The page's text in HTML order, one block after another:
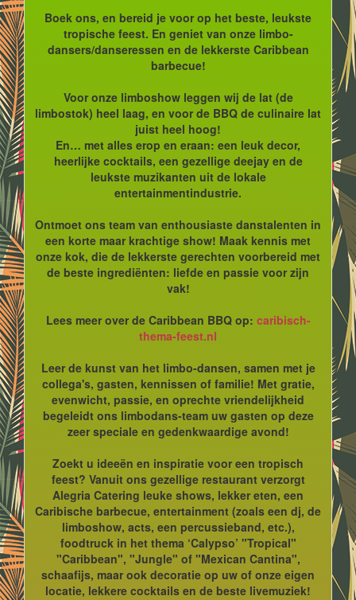
Boek ons, en bereid je voor op het beste, leukste
tropische feest. En geniet van onze limbo-
dansers/danseressen en de lekkerste Caribbean
barbecue!
Voor onze limboshow leggen wij de lat (de
limbostok) heel laag, en voor de BBQ de culinaire lat
juist heel hoog!
En… met alles erop en eraan: een leuk decor,
heerlijke cocktails, een gezellige deejay en de
leukste muzikanten uit de lokale
entertainmentindustrie.
Ontmoet ons team van enthousiaste danstalenten in
een korte maar krachtige show! Maak kennis met
onze kok, die de lekkerste gerechten voorbereid met
de beste ingrediënten: liefde en passie voor zijn
vak!
Lees meer over de Caribbean BBQ op: caribisch-
thema-feest.nl
Leer de kunst van het limbo-dansen, samen met je
collega's, gasten, kennissen of familie! Met gratie,
evenwicht, passie, en oprechte vriendelijkheid
begeleidt ons limbodans-team uw gasten op deze
zeer speciale en gedenkwaardige avond!
Zoekt u ideeën en inspiratie voor een tropisch
feest? Vanuit ons gezellige restaurant verzorgt
Alegria Catering leuke shows, lekker eten, een
Caribische barbecue, entertainment (zoals een dj, de
limboshow, acts, een percussieband, etc.),
foodtruck in het thema ‘Calypso’ "Tropical"
"Caribbean", "Jungle" of "Mexican Cantina",
schaafijs, maar ook decoratie op uw of onze eigen
locatie, lekkere cocktails en de beste livemuziek!